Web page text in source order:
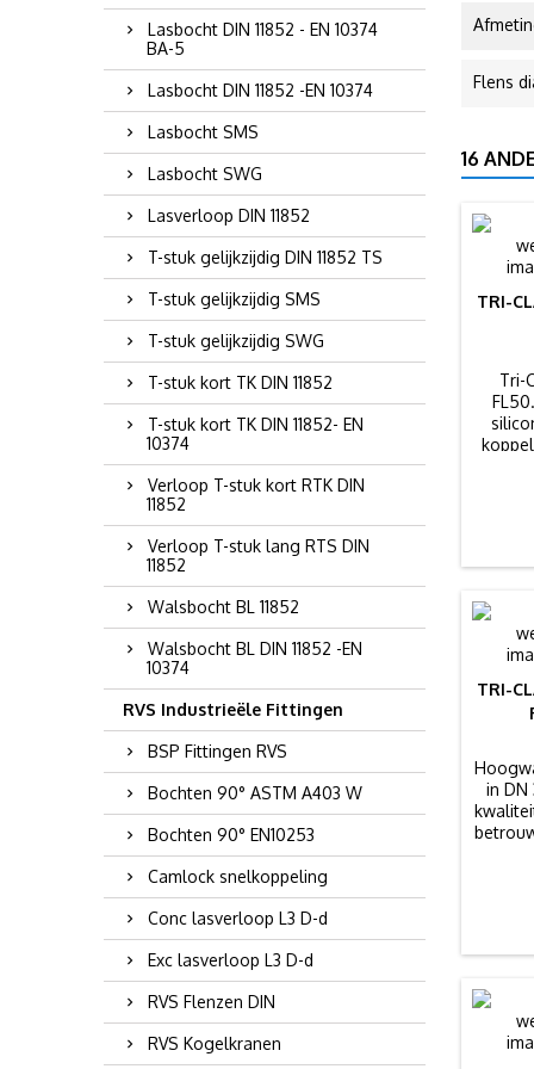
Lasbocht DIN 11852 - EN 10374
BA-5
Lasbocht DIN 11852 -EN 10374
Lasbocht SMS
Lasbocht SWG
Lasverloop DIN 11852
T-stuk gelijkzijdig DIN 11852 TS
T-stuk gelijkzijdig SMS
T-stuk gelijkzijdig SWG
T-stuk kort TK DIN 11852
T-stuk kort TK DIN 11852- EN
10374
Verloop T-stuk kort RTK DIN
11852
Verloop T-stuk lang RTS DIN
11852
Walsbocht BL 11852
Walsbocht BL DIN 11852 -EN
10374
RVS Industrieële Fittingen
BSP Fittingen RVS
Bochten 90° ASTM A403 W
Bochten 90° EN10253
Camlock snelkoppeling
Conc lasverloop L3 D-d
Exc lasverloop L3 D-d
RVS Flenzen DIN
RVS Kogelkranen
Flens
16
TRI-
Tri-
TRI-
in DN